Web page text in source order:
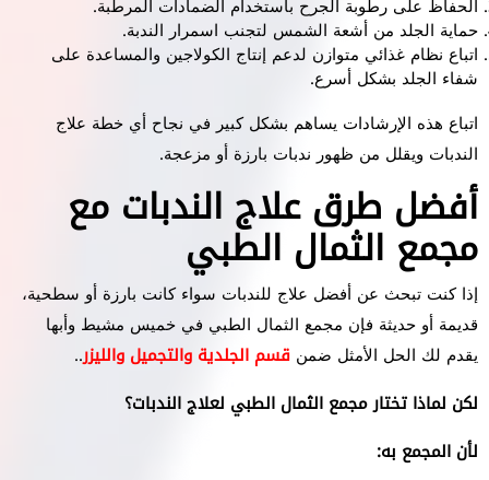
الحفاظ على رطوبة الجرح باستخدام الضمادات المرطبة.
حماية الجلد من أشعة الشمس لتجنب اسمرار الندبة.
اتباع نظام غذائي متوازن لدعم إنتاج الكولاجين والمساعدة على
شفاء الجلد بشكل أسرع.
اتباع هذه الإرشادات يساهم بشكل كبير في نجاح أي خطة علاج
الندبات ويقلل من ظهور ندبات بارزة أو مزعجة.
أفضل طرق علاج الندبات مع
مجمع الثمال الطبي
إذا كنت تبحث عن أفضل علاج للندبات سواء كانت بارزة أو سطحية،
قديمة أو حديثة فإن مجمع الثمال الطبي في خميس مشيط وأبها
يقدم لك الحل الأمثل ضمن قسم الجلدية والتجميل والليزر..
لكن لماذا تختار مجمع الثمال الطبي لعلاج الندبات؟
لأن المجمع به: